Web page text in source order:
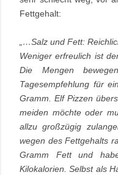
Fettgehalt:
„…Salz und Fett:
Weniger erfreulich ist
Die Mengen
Tagesempfehlung für
Gramm. Elf Pizzen
meiden möchte oder
allzu großzügig
wegen des Fettgehalts
Gramm Fett und
Kilokalorien. Selbst als